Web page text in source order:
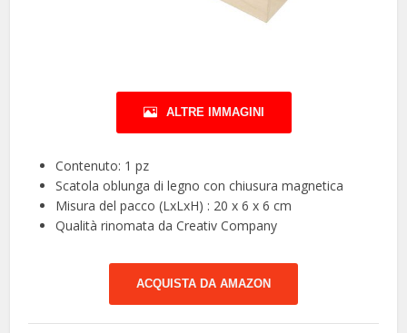
ALTRE IMMAGINI
Contenuto: 1 pz
Scatola oblunga di legno con chiusura magnetica
Misura del pacco (LxLxH) : 20 x 6 x 6 cm
Qualità rinomata da Creativ Company
ACQUISTA DA AMAZON